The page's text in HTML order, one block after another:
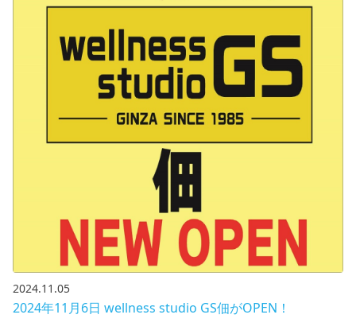
2024.11.05
2024年11月6日 wellness studio GS佃がOPEN！